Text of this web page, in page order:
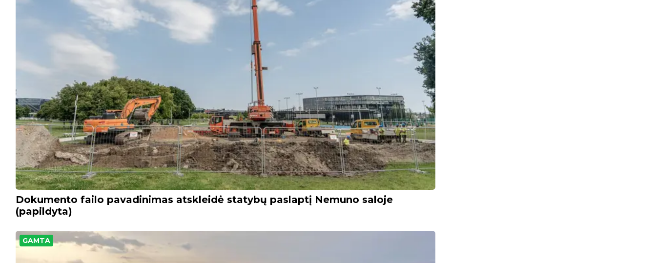
Dokumento failo pavadinimas atskleidė statybų paslaptį Nemuno saloje
(papildyta)
GAMTA